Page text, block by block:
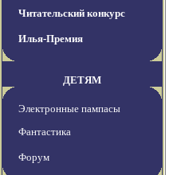
Читательский конкурс
Илья-Премия
ДЕТЯМ
Электронные пампасы
Фантастика
Форум